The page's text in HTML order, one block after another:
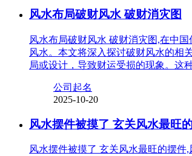
风水布局破财风水 破财消灾图
风水布局破财风水 破财消灾图,在中
风水。本文将深入探讨破财风水的相
局或设计，导致财运受损的现象。这
公司起名
2025-10-20
风水摆件被摸了 玄关风水最旺
风水摆件被摸了 玄关风水最旺的摆件